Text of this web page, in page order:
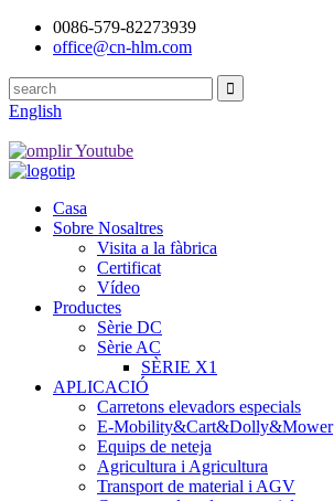
0086-579-82273939
office@cn-hlm.com
English
Casa
Sobre Nosaltres
Visita a la fàbrica
Certificat
Vídeo
Productes
Sèrie DC
Sèrie AC
SÈRIE X1
APLICACIÓ
Carretons elevadors especials
E-Mobility&Cart&Dolly&Mower
Equips de neteja
Agricultura i Agricultura
Transport de material i AGV